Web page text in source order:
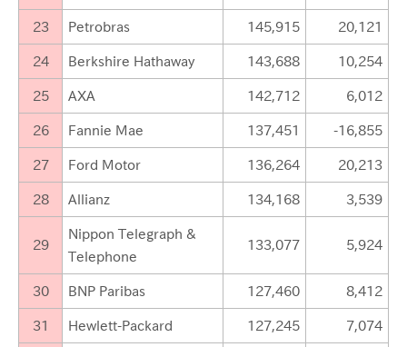
23 Petrobras 145,915 20,121
24 Berkshire Hathaway 143,688 10,254
25 AXA 142,712 6,012
26 Fannie Mae 137,451 -16,855
27 Ford Motor 136,264 20,213
28 Allianz 134,168 3,539
29
Nippon Telegraph &
Telephone
133,077 5,924
30 BNP Paribas 127,460 8,412
31 Hewlett-Packard 127,245 7,074